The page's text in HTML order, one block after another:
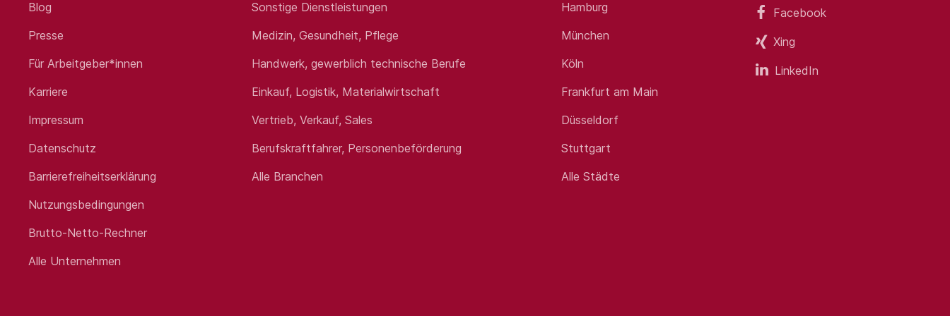
Blog
Presse
Für Arbeitgeber*innen
Karriere
Impressum
Datenschutz
Barrierefreiheitserklärung
Nutzungsbedingungen
Brutto-Netto-Rechner
Alle Unternehmen
Sonstige Dienstleistungen
Medizin, Gesundheit, Pflege
Handwerk, gewerblich technische Berufe
Einkauf, Logistik, Materialwirtschaft
Vertrieb, Verkauf, Sales
Berufskraftfahrer, Personenbeförderung
Alle Branchen
Hamburg
München
Köln
Frankfurt am Main
Düsseldorf
Stuttgart
Alle Städte
Facebook
Xing
LinkedIn